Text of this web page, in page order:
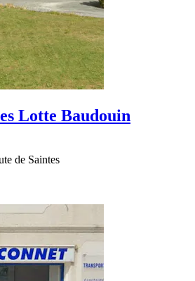
Lotte Baudouin
de Saintes